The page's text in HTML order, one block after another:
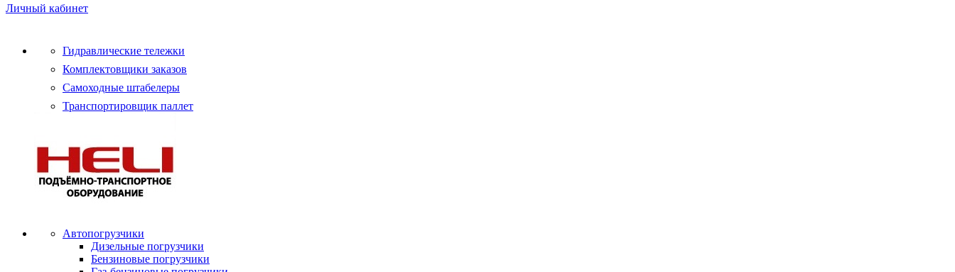
Личный кабинет
Гидравлические тележки
Комплектовщики заказов
Самоходные штабелеры
Транспортировщик паллет
Автопогрузчики
Дизельные погрузчики
Бензиновые погрузчики